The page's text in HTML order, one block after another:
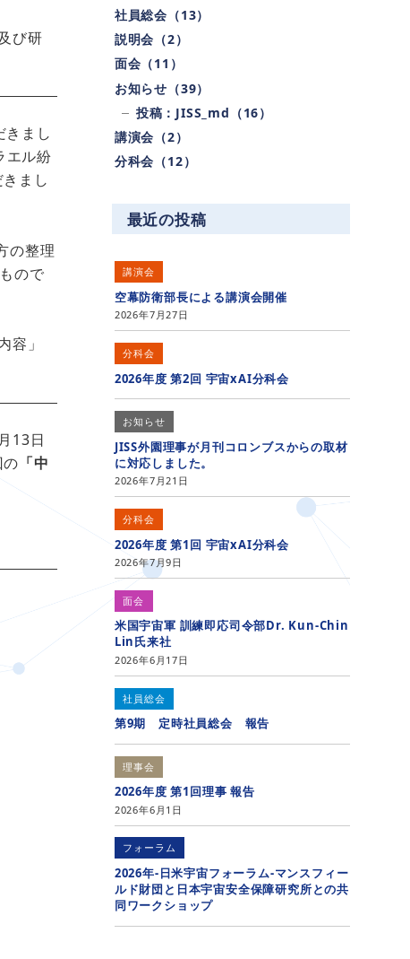
び研
きまし
エル紛
まし
の整理
ので
」
13日
「中
社員総会（13）
説明会（2）
面会（11）
お知らせ（39）
投稿：JISS_md（16）
講演会（2）
分科会（12）
最近の投稿
講演会
空幕防衛部長による講演会開催
2026年7月27日
分科会
2026年度 第2回 宇宙xAI分科会
お知らせ
JISS外園理事が月刊コロンブスからの取材
に対応しました。
2026年7月21日
分科会
2026年度 第1回 宇宙xAI分科会
2026年7月9日
面会
米国宇宙軍 訓練即応司令部Dr. Kun-Chin
Lin氏来社
2026年6月17日
社員総会
第9期 定時社員総会 報告
理事会
2026年度 第1回理事 報告
2026年6月1日
フォーラム
2026年-日米宇宙フォーラム-マンスフィー
ルド財団と日本宇宙安全保障研究所との共
同ワークショップ